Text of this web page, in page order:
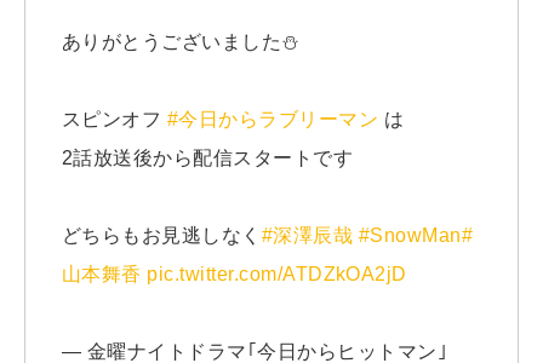
ありがとうございました⛄️
スピンオフ #今日からラブリーマン は
2話放送後から配信スタートです
どちらもお見逃しなく #深澤辰哉 #SnowMan#
山本舞香 pic.twitter.com/ATDZkOA2jD
— 金曜ナイトドラマ｢今日からヒットマン｣